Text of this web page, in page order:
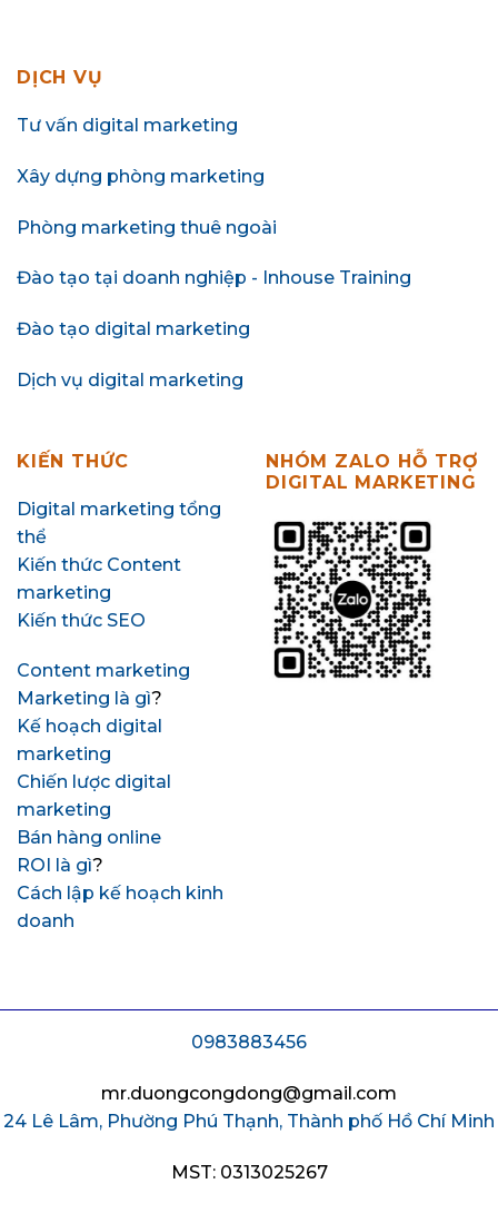
DỊCH VỤ
Tư vấn digital marketing
Xây dựng phòng marketing
Phòng marketing thuê ngoài
Đào tạo tại doanh nghiệp - Inhouse Training
Đào tạo digital marketing
Dịch vụ digital marketing
KIẾN THỨC
Digital marketing tổng
thể
Kiến thức Content
marketing
Kiến thức SEO
Content marketing
Marketing là gì?
Kế hoạch digital
marketing
Chiến lược digital
marketing
Bán hàng online
ROI là gì?
Cách lập kế hoạch kinh
doanh
NHÓM ZALO HỖ TRỢ
DIGITAL MARKETING
0983883456
mr.duongcongdong@gmail.com
24 Lê Lâm, Phường Phú Thạnh, Thành phố Hồ Chí Minh
MST: 0313025267